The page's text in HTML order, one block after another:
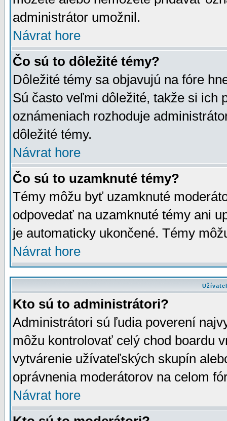
administrátor umožnil.
Návrat hore
Čo sú to dôležité témy?
Dôležité témy sa objavujú na fóre
Sú často veľmi dôležité, takže si ich
oznámeniach rozhoduje
dôležité témy.
Návrat hore
Čo sú to uzamknuté témy?
Témy môžu byť uzamknuté
odpovedať na uzamknuté témy ani
je automaticky ukončené. Témy
Návrat hore
Kto sú to administrátori?
Administrátori sú ľudia poverení
môžu kontrolovať celý chod boardu
vytvárenie užívateľských skupín
oprávnenia moderátorov na celom
Návrat hore